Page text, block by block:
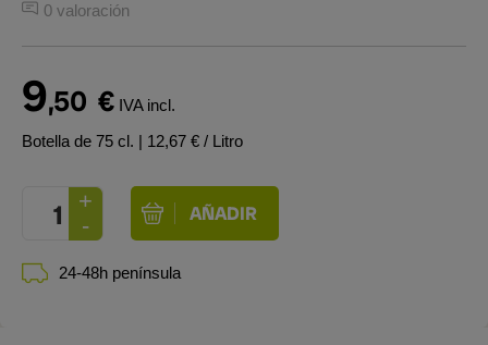
0 valoración
9,50 € IVA incl.
Botella de 75 cl. | 12,67 € / Litro
24-48h península